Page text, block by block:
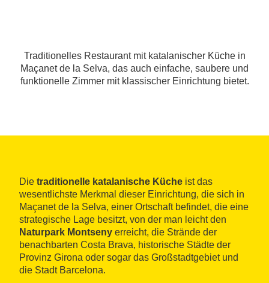
Traditionelles Restaurant mit katalanischer Küche in
Maçanet de la Selva, das auch einfache, saubere und
funktionelle Zimmer mit klassischer Einrichtung bietet.
Die traditionelle katalanische Küche ist das
wesentlichste Merkmal dieser Einrichtung, die sich in
Maçanet de la Selva, einer Ortschaft befindet, die eine
strategische Lage besitzt, von der man leicht den
Naturpark Montseny erreicht, die Strände der
benachbarten Costa Brava, historische Städte der
Provinz Girona oder sogar das Großstadtgebiet und
die Stadt Barcelona.